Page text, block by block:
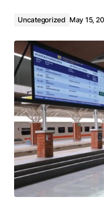
Uncategorized May 15,